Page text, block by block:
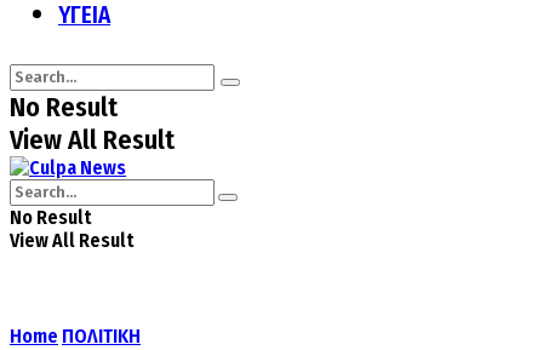
ΥΓΕΙΑ
No Result
View All Result
No Result
View All Result
Home ΠΟΛΙΤΙΚΗ